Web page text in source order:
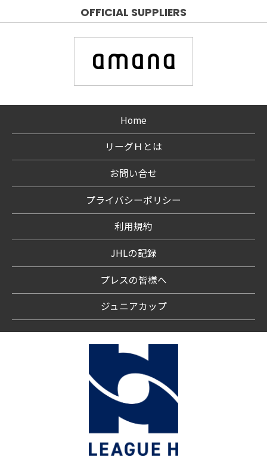
OFFICIAL SUPPLIERS
Home
リーグＨとは
お問い合せ
プライバシーポリシー
利用規約
JHLの記録
プレスの皆様へ
ジュニアカップ